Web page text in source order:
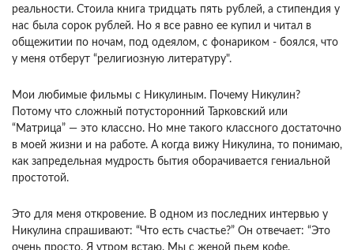
реальности. Стоила книга тридцать пять рублей, а стипендия у
нас была сорок рублей. Но я все равно ее купил и читал в
общежитии по ночам, под одеялом, с фонариком - боялся, что
у меня отберут “религиозную литературу".
Мои любимые фильмы с Никулиным. Почему Никулин?
Потому что сложный потусторонний Тарковский или
“Матрица” — это классно. Но мне такого классного достаточно
в моей жизни и на работе. А когда вижу Никулина, то понимаю,
как запредельная мудрость бытия оборачивается гениальной
простотой.
Это для меня откровение. В одном из последних интервью у
Никулина спрашивают: “Что есть счастье?” Он отвечает: “Это
очень просто. Я утром встаю. Мы с женой пьем кофе.